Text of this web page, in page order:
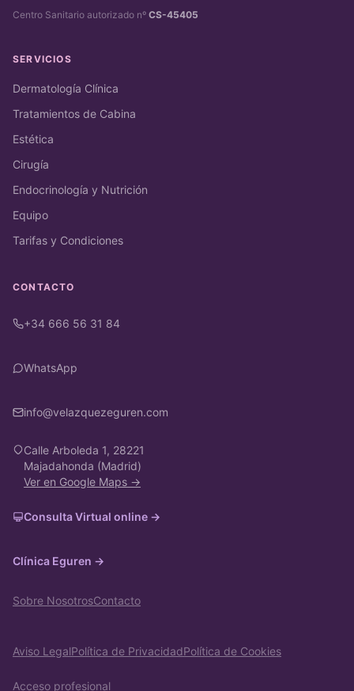
Centro Sanitario autorizado nº CS-45405
SERVICIOS
Dermatología Clínica
Tratamientos de Cabina
Estética
Cirugía
Endocrinología y Nutrición
Equipo
Tarifas y Condiciones
CONTACTO
+34 666 56 31 84
WhatsApp
info@velazquezeguren.com
Calle Arboleda 1, 28221
Majadahonda (Madrid)
Ver en Google Maps →
Consulta Virtual online →
Clínica Eguren →
Sobre NosotrosContacto
Aviso LegalPolítica de PrivacidadPolítica de Cookies
Acceso profesional